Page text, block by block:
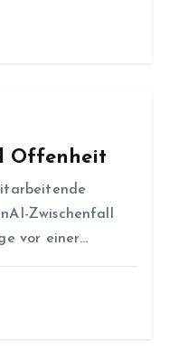
Offenheit
Zwischenfall
vor einer…